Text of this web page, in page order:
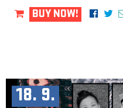
BUY NOW!
18. 9.